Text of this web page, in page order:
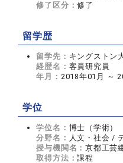
修了区分：修了
留学歴
留学先： キングストン
経歴名： 客員研究員
年月： 2018年01月 ～
学位
学位名： 博士（学術）
分野名： 人文・社会 /
授与機関名：京都工芸
取得方法：課程